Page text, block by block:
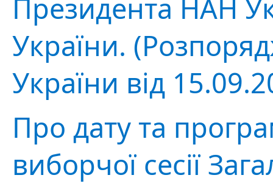
Президента НАН
України.
України від
Про дату та
виборчої сесії